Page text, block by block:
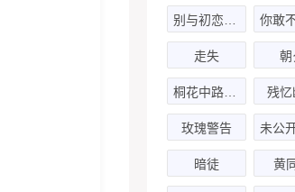
走失 朝
残忆
玫瑰警告
暗徒 黄